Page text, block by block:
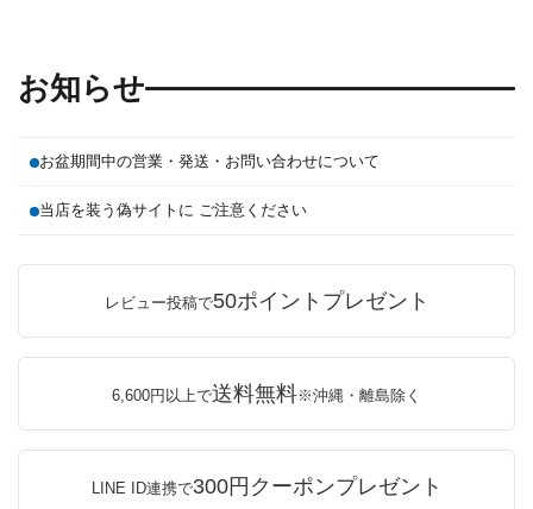
お知らせ
お盆期間中の営業・発送・お問い合わせについて
当店を装う偽サイトに ご注意ください
レビュー投稿で50ポイントプレゼント
6,600円以上で送料無料※沖縄・離島除く
LINE ID連携で300円クーポンプレゼント